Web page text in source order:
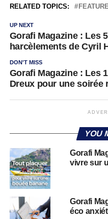
RELATED TOPICS:
UP NEXT
Gorafi Magazine : Les
harcèlements de Cyril
DON'T MISS
Gorafi Magazine : Les
Dreux pour une soirée
YOU
Gorafi
vivre sur
Gorafi
éco